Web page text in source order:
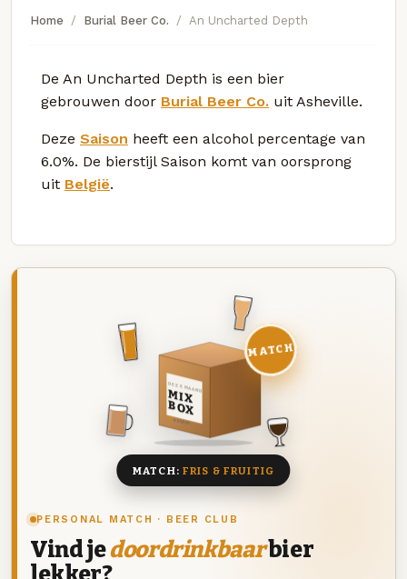
Home Burial Beer Co. An Uncharted Depth
De An Uncharted Depth is een bier
gebrouwen door Burial Beer Co. uit Asheville.
Deze Saison heeft een alcohol percentage van
6.0%. De bierstijl Saison komt van oorsprong
uit België.
PERSONAL MATCH · BEER CLUB
Vind jedoordrinkbaarbier
DEZE MAAND
MIX
BOX
8 BIEREN
MATCH
MATCH: FRIS & FRUITIG